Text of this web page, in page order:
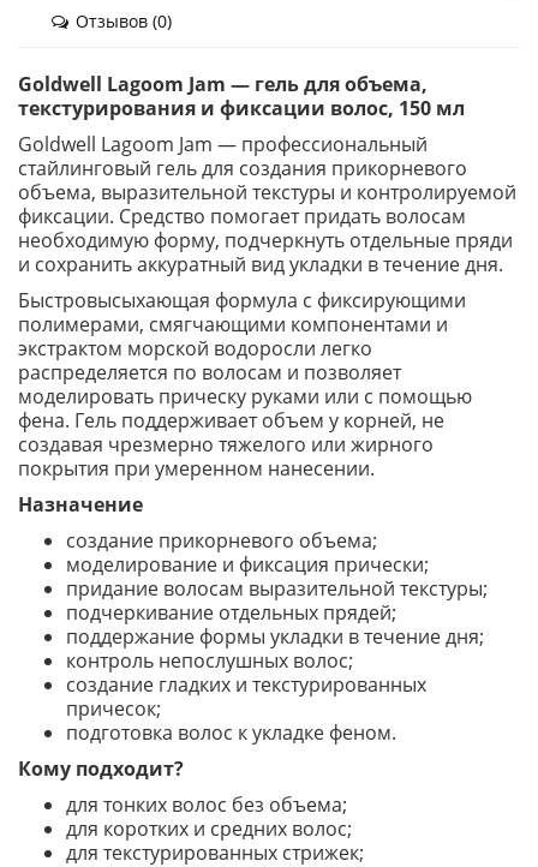
Отзывов (0)
Goldwell Lagoom Jam — гель для объема,
текстурирования и фиксации волос, 150 мл
Goldwell Lagoom Jam — профессиональный
стайлинговый гель для создания прикорневого
объема, выразительной текстуры и контролируемой
фиксации. Средство помогает придать волосам
необходимую форму, подчеркнуть отдельные пряди
и сохранить аккуратный вид укладки в течение дня.
Быстровысыхающая формула с фиксирующими
полимерами, смягчающими компонентами и
экстрактом морской водоросли легко
распределяется по волосам и позволяет
моделировать прическу руками или с помощью
фена. Гель поддерживает объем у корней, не
создавая чрезмерно тяжелого или жирного
покрытия при умеренном нанесении.
Назначение
создание прикорневого объема;
моделирование и фиксация прически;
придание волосам выразительной текстуры;
подчеркивание отдельных прядей;
поддержание формы укладки в течение дня;
контроль непослушных волос;
создание гладких и текстурированных
причесок;
подготовка волос к укладке феном.
Кому подходит?
для тонких волос без объема;
для коротких и средних волос;
для текстурированных стрижек;